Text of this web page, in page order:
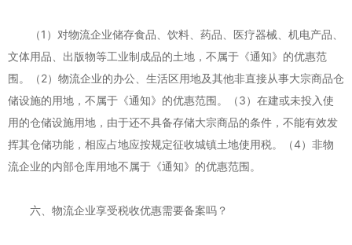
（1）对物流企业储存食品、饮料、药品、医疗器械、机电产品、
文体用品、出版物等工业制成品的土地，不属于《通知》的优惠范
围。（2）物流企业的办公、生活区用地及其他非直接从事大宗商品仓
储设施的用地，不属于《通知》的优惠范围。（3）在建或未投入使
用的仓储设施用地，由于还不具备存储大宗商品的条件，不能有效发
挥其仓储功能，相应占地应按规定征收城镇土地使用税。（4）非物
流企业的内部仓库用地不属于《通知》的优惠范围。
六、物流企业享受税收优惠需要备案吗？